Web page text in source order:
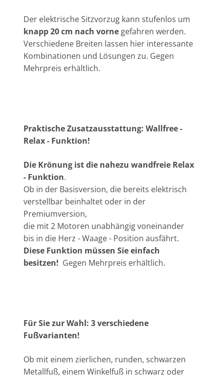
Der elektrische Sitzvorzug kann stufenlos um
knapp 20 cm nach vorne gefahren werden.
Verschiedene Breiten lassen hier interessante
Kombinationen und Lösungen zu. Gegen
Mehrpreis erhältlich.
Praktische Zusatzausstattung: Wallfree -
Relax - Funktion!
Die Krönung ist die nahezu wandfreie Relax
- Funktion.
Ob in der Basisversion, die bereits elektrisch
verstellbar beinhaltet oder in der
Premiumversion,
die mit 2 Motoren unabhängig voneinander
bis in die Herz - Waage - Position ausfährt.
Diese Funktion müssen Sie einfach
besitzen! Gegen Mehrpreis erhältlich.
Für Sie zur Wahl: 3 verschiedene
Fußvarianten!
Ob mit einem zierlichen, runden, schwarzen
Metallfuß, einem Winkelfuß in schwarz oder